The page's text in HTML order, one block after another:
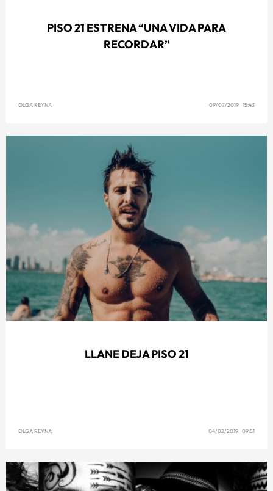
PISO 21 ESTRENA “UNA VIDA PARA
RECORDAR”
OLGA REYNA 09/07/2019 15:43
LLANE DEJA PISO 21
OLGA REYNA 04/02/2019 09:51